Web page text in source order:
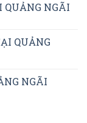
QUẢNG NGÃI
QUẢNG
NGÃI